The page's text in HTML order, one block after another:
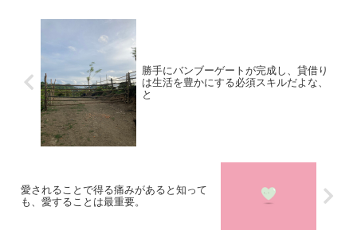
勝手にバンブーゲートが完成し、貸借り
は生活を豊かにする必須スキルだよな、
と
愛されることで得る痛みがあると知って
も、愛することは最重要。